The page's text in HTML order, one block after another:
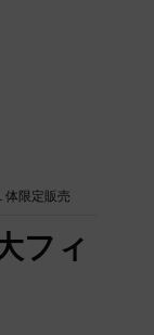
体限定販売
フィ